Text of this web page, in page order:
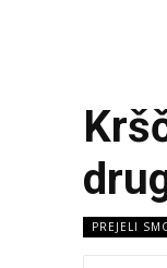
PREJELI